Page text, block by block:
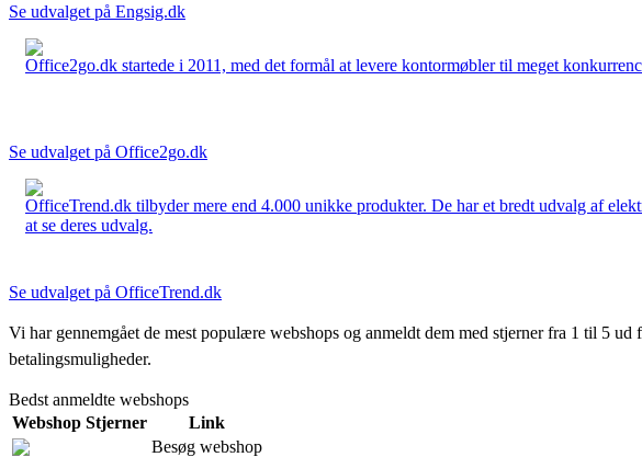
Se udvalget på Engsig.dk
Office2go.dk startede i 2011, med det formål at levere kontormøbler til meget
Se udvalget på Office2go.dk
OfficeTrend.dk tilbyder mere end 4.000 unikke produkter. De har et bredt udvalg af
at se deres udvalg.
Se udvalget på OfficeTrend.dk
Vi har gennemgået de mest populære webshops og anmeldt dem med stjerner fra 1 til 5
betalingsmuligheder.
Bedst anmeldte webshops
Webshop Stjerner
Link
Besøg webshop